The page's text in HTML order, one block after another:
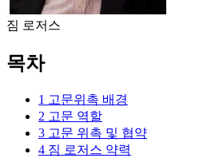
짐 로저스
목차
1 고문위촉 배경
2 고문 역할
3 고문 위촉 및 협약
4 짐 로저스 약력